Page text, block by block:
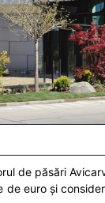
de păsări
euro și